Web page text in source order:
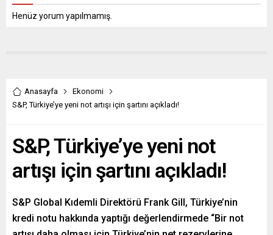
Henüz yorum yapılmamış.
Anasayfa
Ekonomi
S&P, Türkiye’ye yeni not artışı için şartını açıkladı!
S&P, Türkiye’ye yeni not
artışı için şartını açıkladı!
S&P Global Kıdemli Direktörü Frank Gill, Türkiye’nin
kredi notu hakkında yaptığı değerlendirmede “Bir not